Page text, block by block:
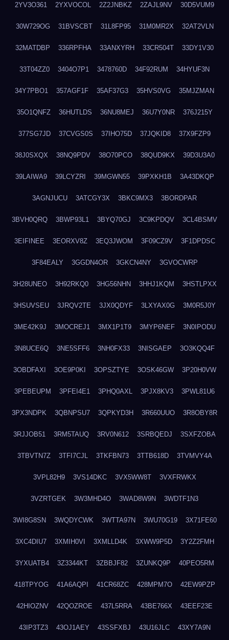
2YV3O361 2YXVOCOL 2Z2JNBKZ 2ZAJL9NV 30D5VUM9
30W729OG 31BVSCBT 31L8FP95 31M0MR2X 32AT2VLN
32MATDBP 336RPFHA 33ANXYRH 33CR504T 33DY1V30
33T04ZZ0 3404O7P1 3478760D 34F92RUM 34HYUF3N
34Y7PBO1 357AGF1F 35AF37G3 35HVS0VG 35MJZMAN
35O1QNFZ 36HUTLDS 36NU8MEJ 36U7Y0NR 376J215Y
377SG7JD 37CVGS0S 37IHO75D 37JQKID8 37X9FZP9
38J0SXQX 38NQ9PDV 38O70PCO 38QUD9KX 39D3U3A0
39LAIWA9 39LCYZRI 39MGWN55 39PXKH1B 3A43DKQP
3AGNJUCU 3ATCGY3X 3BKC9MX3 3BORDPAR
3BVH0QRQ 3BWP93L1 3BYQ70GJ 3C9KPDQV 3CL4BSMV
3EIFINEE 3EORXV8Z 3EQ3JWOM 3F09CZ9V 3F1DPDSC
3F84EALY 3GGDN4OR 3GKCN4NY 3GVOCWRP
3H28UNEO 3H92RKQ0 3HG56NHN 3HHJ1KQM 3HSTLPXX
3HSUVSEU 3JRQV2TE 3JX0QDYF 3LXYAX0G 3M0R5J0Y
3ME42K9J 3MOCREJ1 3MX1P1T9 3MYP6NEF 3N0IPODU
3N8UCE6Q 3NE5SFF6 3NH0FX33 3NISGAEP 3O3KQQ4F
3OBDFAXI 3OE9P0KI 3OPSZTYE 3OSK46GW 3P20H0VW
3PEBEUPM 3PFEI4E1 3PHQ0AXL 3PJX8KV3 3PWL81U6
3PX3NDPK 3QBNPSU7 3QPKYD3H 3R660UUO 3R8OBY8R
3RJJOB51 3RM5TAUQ 3RV0N612 3SRBQEDJ 3SXFZOBA
3TBVTN7Z 3TFI7CJL 3TKFBN73 3TTB618D 3TVMVY4A
3VPL82H9 3VS14DKC 3VX5WW8T 3VXFRWKX
3VZRTGEK 3W3MHD4O 3WAD8W9N 3WDTF1N3
3WI8G8SN 3WQDYCWK 3WTTA97N 3WU70G19 3X71FE60
3XC4DIU7 3XMIH0VI 3XMLLD4K 3XWW9P5D 3Y2Z2FMH
3YXUATB4 3Z3344KT 3ZBBJF82 3ZUNKQ9P 40PEO5RM
418TPYOG 41A6AQPI 41CR68ZC 428MPM7O 42EW9PZP
42HIOZNV 42QOZROE 437L5RRA 43BE766X 43EEF23E
43IP3TZ3 43OJ1AEY 43SSFXBJ 43U16JLC 43XY7A9N